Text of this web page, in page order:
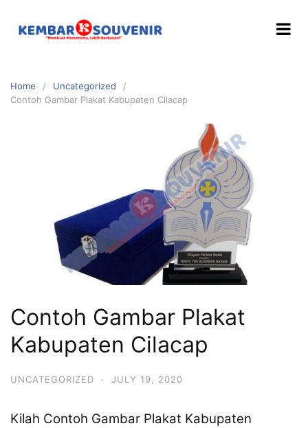
Home
Uncategorized
Contoh Gambar Plakat Kabupaten Cilacap
Contoh Gambar Plakat
Kabupaten Cilacap
UNCATEGORIZED · JULY 19, 2020
Kilah Contoh Gambar Plakat Kabupaten